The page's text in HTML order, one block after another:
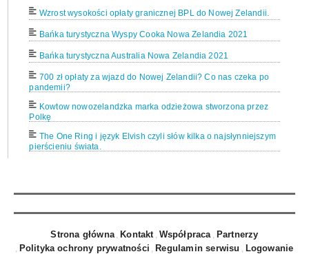
Wzrost wysokości opłaty granicznej BPL do Nowej Zelandii.
Bańka turystyczna Wyspy Cooka Nowa Zelandia 2021
Bańka turystyczna Australia Nowa Zelandia 2021
700 zł opłaty za wjazd do Nowej Zelandii? Co nas czeka po
pandemii?
Kowtow nowozelandzka marka odzieżowa stworzona przez
Polkę
The One Ring i język Elvish czyli słów kilka o najsłynniejszym
pierścieniu świata.
Rzeka Waiho zmyła most w okolicy Franz Josef. Drogi
zamknięte.
Strona główna Kontakt Współpraca
Partnerzy
Polityka ochrony prywatności
Regulamin serwisu
Logowanie